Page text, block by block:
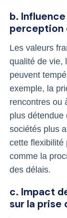
b.
perception
Les valeurs
qualité de vie,
peuvent
exemple, la
rencontres ou
plus détendue
sociétés plus
cette flexibilité
comme la
des délais.
c. Impact
sur la prise